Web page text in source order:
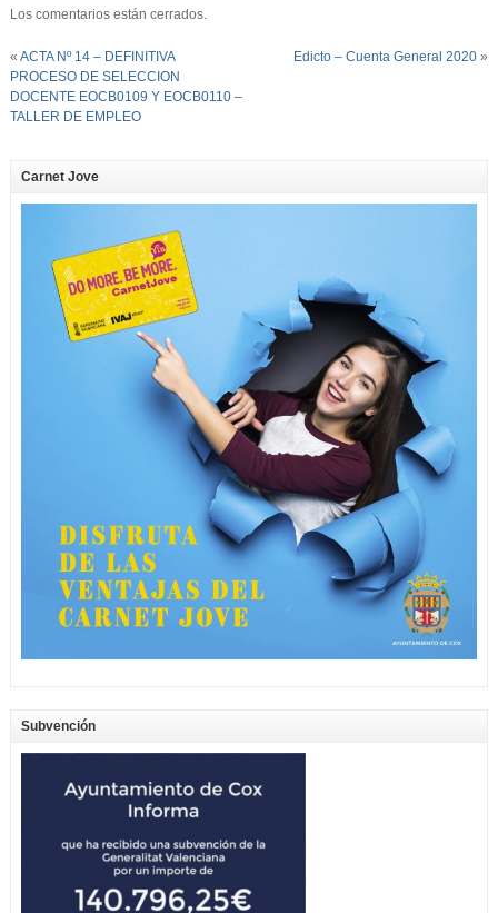
Los comentarios están cerrados.
« ACTA Nº 14 – DEFINITIVA
PROCESO DE SELECCION
DOCENTE EOCB0109 Y EOCB0110 –
TALLER DE EMPLEO
Edicto – Cuenta General 2020 »
Carnet Jove
Subvención